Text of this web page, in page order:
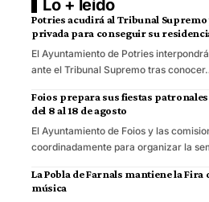
Lo + leído
Potries acudirá al Tribunal Supremo
privada para conseguir su
El Ayuntamiento de Potries
ante el Tribunal Supremo tras
Foios prepara sus fiestas
del 8 al 18 de agosto
El Ayuntamiento de Foios y las
coordinadamente para organizar la
La Pobla de Farnals mantiene la Fira
música